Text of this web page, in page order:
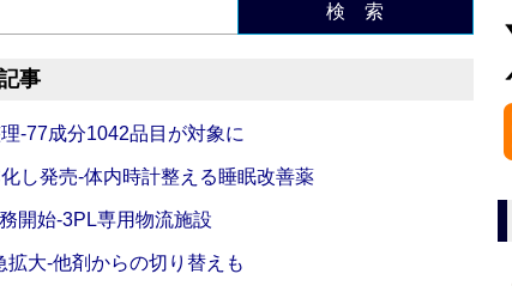
検 索
事
‐77成分1042品目が対象に
し発売‐体内時計整える睡眠改善薬
開始‐3PL専用物流施設
大‐他剤からの切り替えも